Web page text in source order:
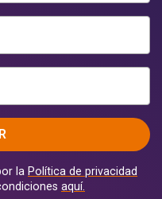
la Política de privacidad
aquí.